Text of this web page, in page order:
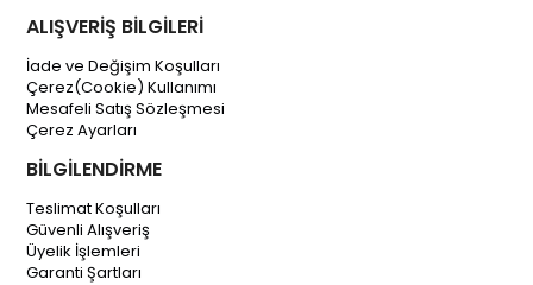
ALIŞVERİŞ BİLGİLERİ
İade ve Değişim Koşulları
Çerez(Cookie) Kullanımı
Mesafeli Satış Sözleşmesi
Çerez Ayarları
BİLGİLENDİRME
Teslimat Koşulları
Güvenli Alışveriş
Üyelik İşlemleri
Garanti Şartları